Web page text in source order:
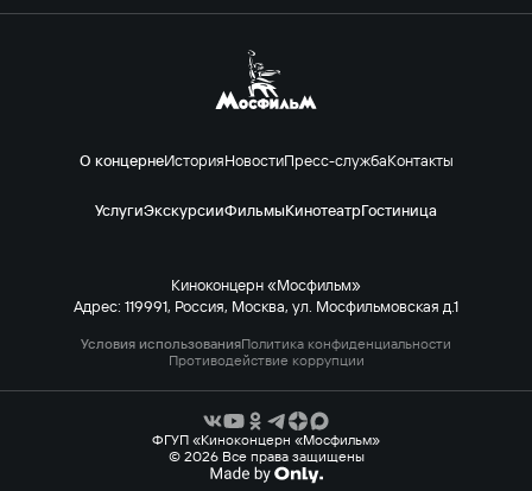
О концернеИсторияНовостиПресс-службаКонтакты
УслугиЭкскурсииФильмыКинотеатрГостиница
Киноконцерн «Мосфильм»
Адрес: 119991, Россия, Москва, ул. Мосфильмовская д.1
Условия использованияПолитика конфиденциальности
Противодействие коррупции
ФГУП «Киноконцерн «Мосфильм»
© 2026 Все права защищены